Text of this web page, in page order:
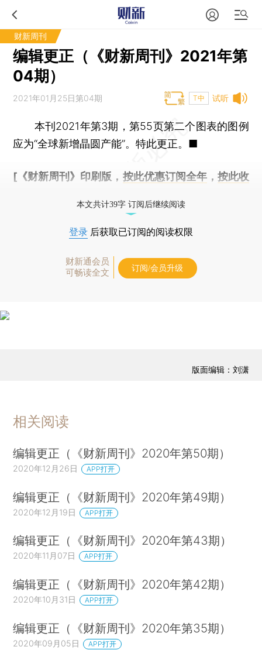
财新周刊
编辑更正（《财新周刊》2021年第
04期）
试听
2021年01月25日第04期 T中
本刊2021年第3期，第55页第二个图表的图例
应为“全球新增晶圆产能”。特此更正。■
[《财新周刊》印刷版， 按此优惠订阅全年， 按此收
本文共计39字 订阅后继续阅读
登录 后获取已订阅的阅读权限
财新通会员
可畅读全文
订阅/会员升级
版面编辑：刘潇
相关阅读
编辑更正（《财新周刊》2020年第50期）
2020年12月26日 APP打开
编辑更正（《财新周刊》2020年第49期）
2020年12月19日 APP打开
编辑更正（《财新周刊》2020年第43期）
2020年11月07日 APP打开
编辑更正（《财新周刊》2020年第42期）
2020年10月31日 APP打开
编辑更正（《财新周刊》2020年第35期）
2020年09月05日 APP打开